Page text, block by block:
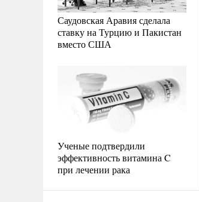
Саудовская Аравия сделала
ставку на Турцию и Пакистан
вместо США
Ученые подтвердили
эффективность витамина C
при лечении рака